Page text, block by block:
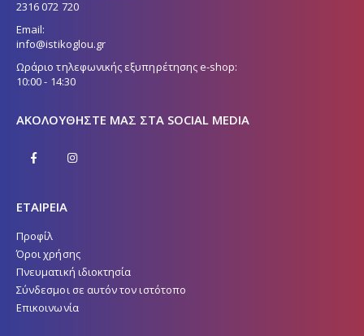
2316 072 720
Email:
info@istikoglou.gr
Ωράριο τηλεφωνικής εξυπηρέτησης e-shop:
10:00 - 14:30
ΑΚΟΛΟΥΘΉΣΤΕ ΜΑΣ ΣΤΑ SOCIAL MEDIA
ΕΤΑΙΡΕΙΑ
Προφίλ
Όροι χρήσης
Πνευματική ιδιοκτησία
Σύνδεσμοι σε αυτόν τον ιστότοπο
Επικοινωνία